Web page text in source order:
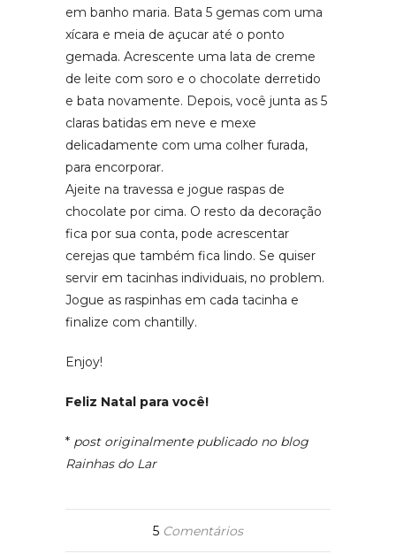
em banho maria. Bata 5 gemas com uma
xícara e meia de açucar até o ponto
gemada. Acrescente uma lata de creme
de leite com soro e o chocolate derretido
e bata novamente. Depois, você junta as 5
claras batidas em neve e mexe
delicadamente com uma colher furada,
para encorporar.
Ajeite na travessa e jogue raspas de
chocolate por cima. O resto da decoração
fica por sua conta, pode acrescentar
cerejas que também fica lindo. Se quiser
servir em tacinhas individuais, no problem.
Jogue as raspinhas em cada tacinha e
finalize com chantilly.
Enjoy!
Feliz Natal para você!
* post originalmente publicado no blog
Rainhas do Lar
5 Comentários